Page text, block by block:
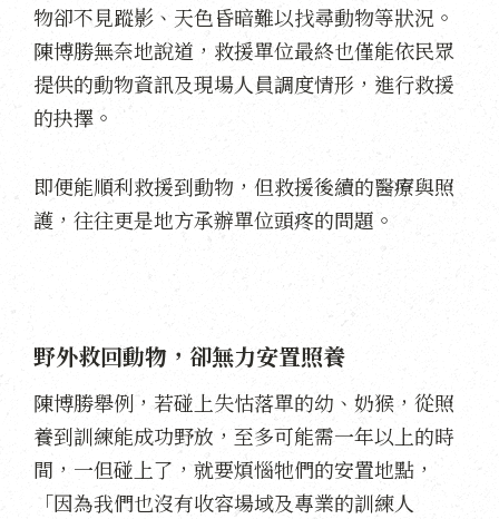
物卻不見蹤影、天色昏暗難以找尋動物等狀況。
陳博勝無奈地說道，救援單位最終也僅能依民眾
提供的動物資訊及現場人員調度情形，進行救援
的抉擇。
即便能順利救援到動物，但救援後續的醫療與照
護，往往更是地方承辦單位頭疼的問題。
野外救回動物，卻無力安置照養
陳博勝舉例，若碰上失怙落單的幼、奶猴，從照
養到訓練能成功野放，至多可能需一年以上的時
間，一但碰上了，就要煩惱牠們的安置地點，
「因為我們也沒有收容場域及專業的訓練人